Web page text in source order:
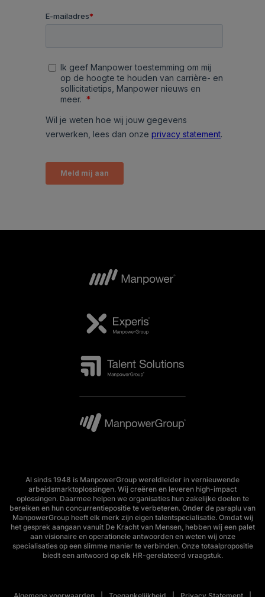
Al sinds 1948 is ManpowerGroup wereldleider in vernieuwende
arbeidsmarktoplossingen. Wij creëren en leveren high-impact
oplossingen. Daarmee helpen we organisaties hun zakelijke doelen te
bereiken en hun concurrentiepositie te verbeteren. Onder de paraplu van
ManpowerGroup heeft elk merk zijn eigen talentspecialisatie. Omdat wij
het gesprek aangaan vanuit De Kracht van Mensen, hebben wij een palet
aan visionaire en operationele antwoorden en weten wij onze
specialisaties op een slimme manier te verbinden. Onze totaalpropositie
biedt een antwoord op elk HR-gerelateerd vraagstuk.